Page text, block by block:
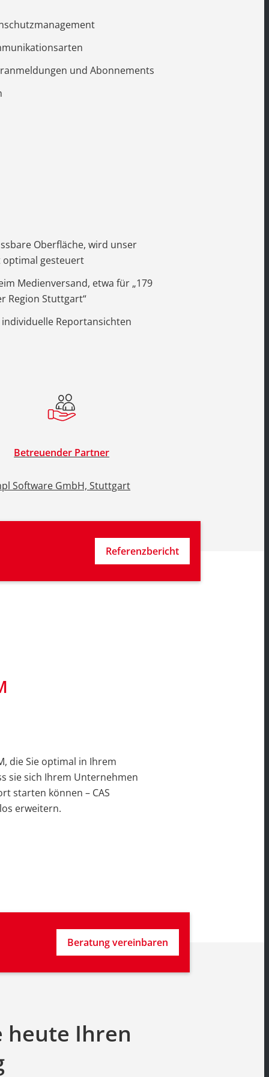
und Abonnements
Oberfläche, wird unser
optimal gesteuert
Medienversand, etwa für „179
Region Stuttgart“
Reportansichten
Betreuender Partner
Software GmbH, Stuttgart
Referenzbericht
die Sie optimal in Ihrem
sie sich Ihrem Unternehmen
starten können – CAS
erweitern.
Beratung vereinbaren
heute Ihren